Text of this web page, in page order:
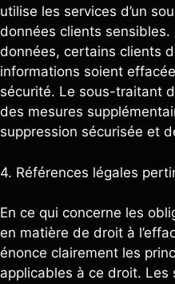
utilise les services d’un
données clients
données, certains clients
informations soient
sécurité. Le sous-traitant
des mesures
suppression sécurisée et
4. Références légales
En ce qui concerne les
en matière de droit à
énonce clairement les
applicables à ce droit.